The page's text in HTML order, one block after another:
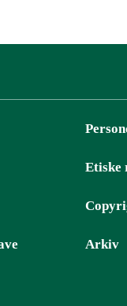
Etiske
Arkiv